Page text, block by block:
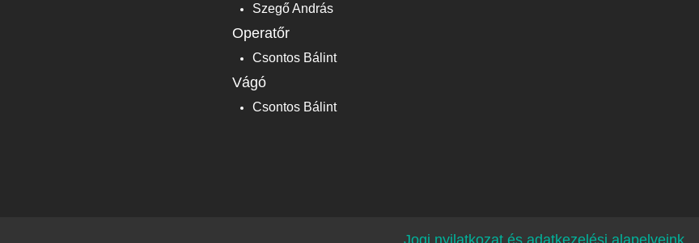
Szegő András
Operatőr
Csontos Bálint
Vágó
Csontos Bálint
Jogi nyilatkozat és adatkezelési alapelveink